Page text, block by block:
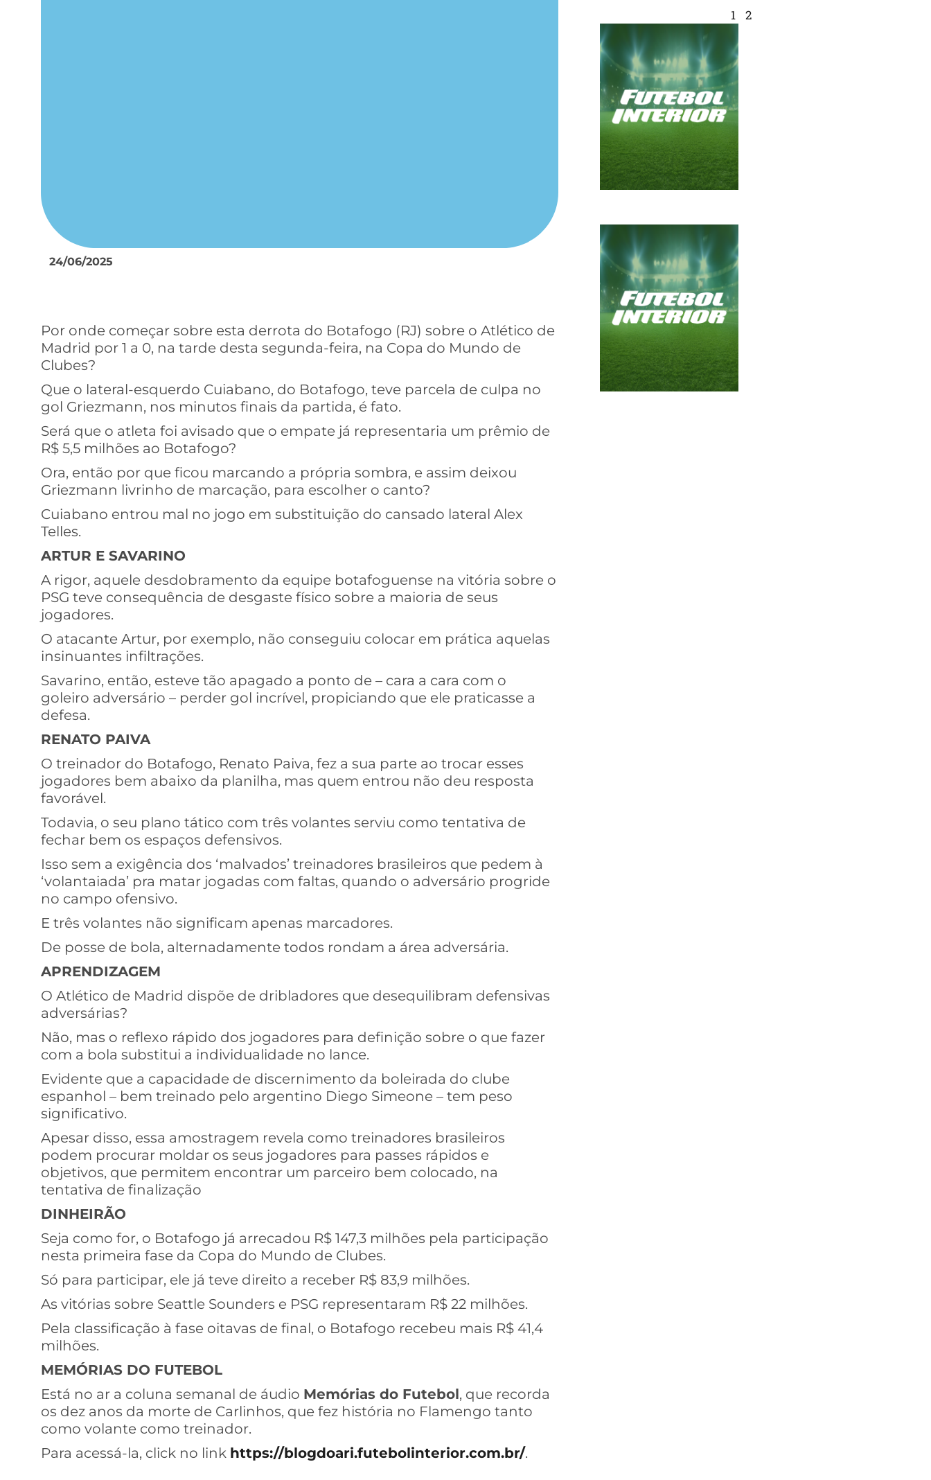
24/06/2025
Por onde começar sobre esta derrota do Botafogo (RJ) sobre o Atlético de
Madrid por 1 a 0, na tarde desta segunda-feira, na Copa do Mundo de
Clubes?
Que o lateral-esquerdo Cuiabano, do Botafogo, teve parcela de culpa no
gol Griezmann, nos minutos finais da partida, é fato.
Será que o atleta foi avisado que o empate já representaria um prêmio de
R$ 5,5 milhões ao Botafogo?
Ora, então por que ficou marcando a própria sombra, e assim deixou
Griezmann livrinho de marcação, para escolher o canto?
Cuiabano entrou mal no jogo em substituição do cansado lateral Alex
Telles.
ARTUR E SAVARINO
A rigor, aquele desdobramento da equipe botafoguense na vitória sobre o
PSG teve consequência de desgaste físico sobre a maioria de seus
jogadores.
O atacante Artur, por exemplo, não conseguiu colocar em prática aquelas
insinuantes infiltrações.
Savarino, então, esteve tão apagado a ponto de – cara a cara com o
goleiro adversário – perder gol incrível, propiciando que ele praticasse a
defesa.
RENATO PAIVA
O treinador do Botafogo, Renato Paiva, fez a sua parte ao trocar esses
jogadores bem abaixo da planilha, mas quem entrou não deu resposta
favorável.
Todavia, o seu plano tático com três volantes serviu como tentativa de
fechar bem os espaços defensivos.
Isso sem a exigência dos ‘malvados’ treinadores brasileiros que pedem à
‘volantaiada’ pra matar jogadas com faltas, quando o adversário progride
no campo ofensivo.
E três volantes não significam apenas marcadores.
De posse de bola, alternadamente todos rondam a área adversária.
APRENDIZAGEM
O Atlético de Madrid dispõe de dribladores que desequilibram defensivas
adversárias?
Não, mas o reflexo rápido dos jogadores para definição sobre o que fazer
com a bola substitui a individualidade no lance.
Evidente que a capacidade de discernimento da boleirada do clube
espanhol – bem treinado pelo argentino Diego Simeone – tem peso
significativo.
Apesar disso, essa amostragem revela como treinadores brasileiros
podem procurar moldar os seus jogadores para passes rápidos e
objetivos, que permitem encontrar um parceiro bem colocado, na
tentativa de finalização
DINHEIRÃO
Seja como for, o Botafogo já arrecadou R$ 147,3 milhões pela participação
nesta primeira fase da Copa do Mundo de Clubes.
Só para participar, ele já teve direito a receber R$ 83,9 milhões.
As vitórias sobre Seattle Sounders e PSG representaram R$ 22 milhões.
Pela classificação à fase oitavas de final, o Botafogo recebeu mais R$ 41,4
milhões.
MEMÓRIAS DO FUTEBOL
Está no ar a coluna semanal de áudio Memórias do Futebol, que recorda
os dez anos da morte de Carlinhos, que fez história no Flamengo tanto
como volante como treinador.
Para acessá-la, click no link https://blogdoari.futebolinterior.com.br/.
1 2